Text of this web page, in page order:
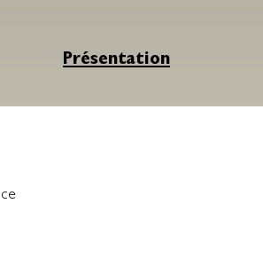
Présentation